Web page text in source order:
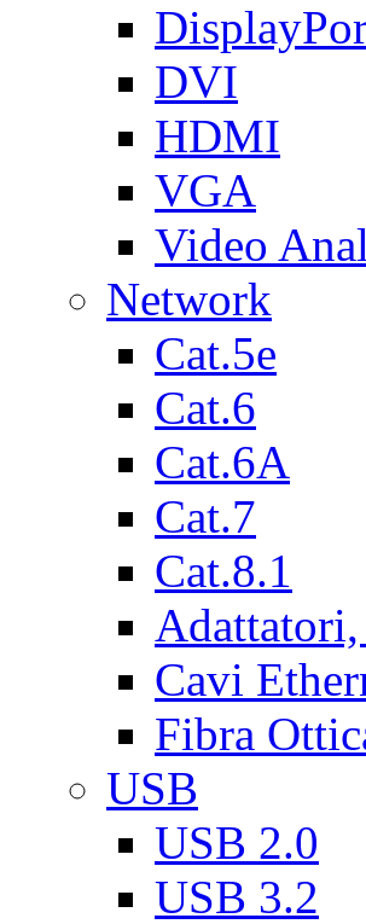
DVI
HDMI
VGA
Video
Network
Cat.5e
Cat.6
Cat.6A
Cat.7
Cat.8.1
Cavi
Fibra
USB
USB 2.0
USB 3.2